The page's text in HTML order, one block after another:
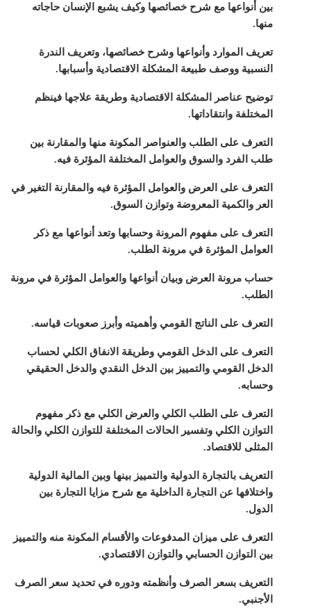
بين أنواعها مع شرح خصائصها وكيف يشبع الإنسان حاجاته
منها.
تعريف الموارد وأنواعها وشرح خصائصها، وتعريف الندرة
النسبية ووصف طبيعة المشكلة الاقتصادية وأسبابها.
توضيح عناصر المشكلة الاقتصادية وطريقة علاجها فينظم
المختلفة وانتقاداتها.
التعرف على الطلب والعنواصر المكونة منها والمقارنة بين
طلب الفرد والسوق والعوامل المختلفة المؤثرة فيه.
التعرف على العرض والعوامل المؤثرة فيه والمقارنة التغير في
العر والكمية المعروضة وتوازن السوق.
التعرف على مفهوم المرونة وحسابها وتعد أنواعها مع ذكر
العوامل المؤثرة في مرونة الطلب.
حساب مرونة العرض وبيان أنواعها والعوامل المؤثرة في مرونة
الطلب.
التعرف على الناتج القومي وأهميته وأبرز صعوبات قياسه.
التعرف على الدخل القومي وطريقة الانفاق الكلي لحساب
الدخل القومي والتمييز بين الدخل النقدي والدخل الحقيقي
وحسابه.
التعرف على الطلب الكلي والعرض الكلي مع ذكر مفهوم
التوازن الكلي وتفسير الحالات المختلفة للتوازن الكلي والحالة
المثلى للاقتصاد.
التعريف بالتجارة الدولية والتمييز بينها وبين المالية الدولية
واختلافها عن التجارة الداخلية مع شرح مزايا التجارة بين
الدول.
التعرف على ميزان المدفوعات والأقسام المكونة منه والتمييز
بين التوازن الحسابي والتوازن الاقتصادي.
التعريف بسعر الصرف وأنظمته ودوره في تحديد سعر الصرف
الأجنبي.